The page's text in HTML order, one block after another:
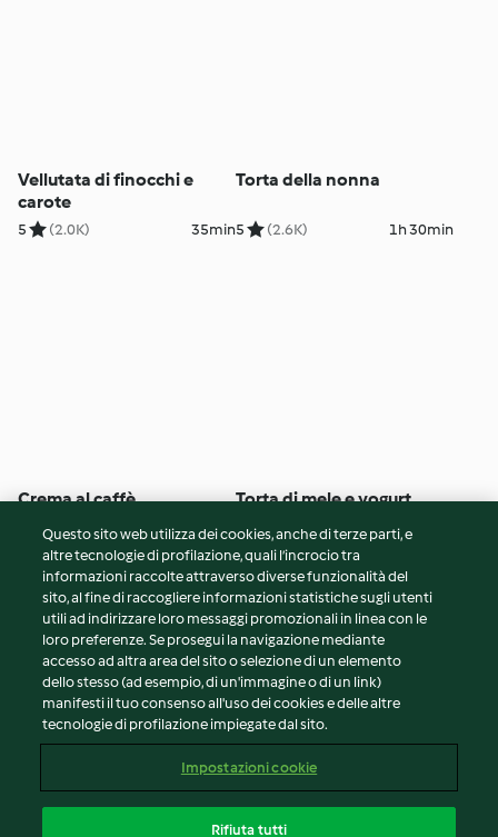
Vellutata di finocchi e
carote
5 (2.0K) 35min
Torta della nonna
5 (2.6K) 1h 30min
Crema al caffè
(1.7K) 15min
Torta di mele e yogurt
5 (2.1K)
© Copyright 2026
Termini del servizio
Informativa sulla privacy
Avvertenze generali
Note legali
Contenuto del rapporto
Questo sito web utilizza dei cookies, anche di terze parti, e
altre tecnologie di profilazione, quali l’incrocio tra
informazioni raccolte attraverso diverse funzionalità del
sito, al fine di raccogliere informazioni statistiche sugli utenti
utili ad indirizzare loro messaggi promozionali in linea con le
loro preferenze. Se prosegui la navigazione mediante
accesso ad altra area del sito o selezione di un elemento
dello stesso (ad esempio, di un'immagine o di un link)
manifesti il tuo consenso all'uso dei cookies e delle altre
tecnologie di profilazione impiegate dal sito.
Impostazioni cookie
Rifiuta tutti